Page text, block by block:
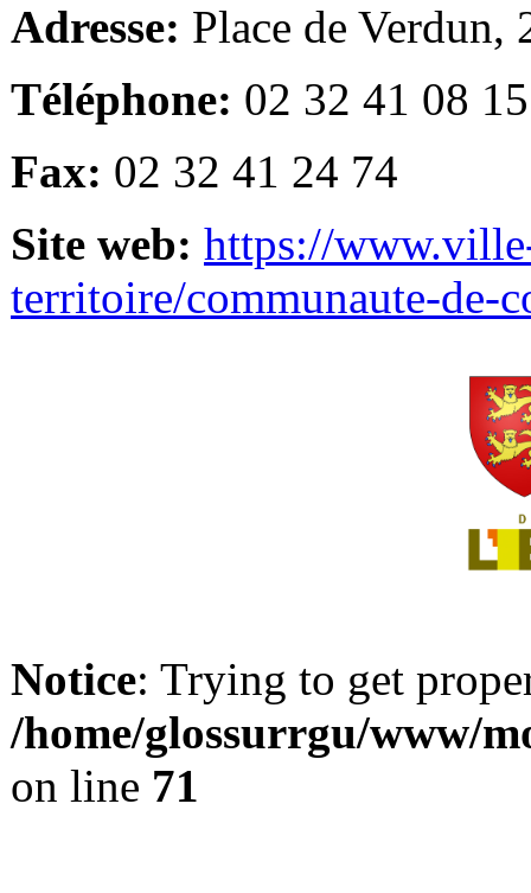
Adresse: Place de Verdun,
Téléphone: 02 32 41 08 15
Fax: 02 32 41 24 74
Site web: https://
territoire/communaute-de-
Notice: Trying to get
/home/glossurrgu/www/
on line 71